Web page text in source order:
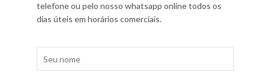
telefone ou pelo nosso whatsapp online todos os
dias úteis em horários comerciais.